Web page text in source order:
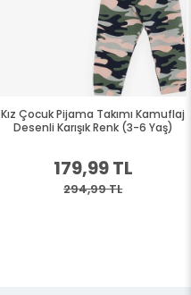
Kız Çocuk Pijama Takımı Kamuflaj
Desenli Karışık Renk (3-6 Yaş)
179,99 TL
294,99 TL